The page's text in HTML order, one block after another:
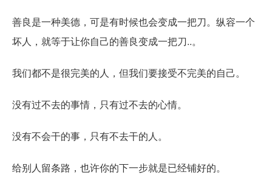
善良是一种美德，可是有时候也会变成一把刀。纵容一个
坏人，就等于让你自己的善良变成一把刀..。
我们都不是很完美的人，但我们要接受不完美的自己。
没有过不去的事情，只有过不去的心情。
没有不会干的事，只有不去干的人。
给别人留条路，也许你的下一步就是已经铺好的。